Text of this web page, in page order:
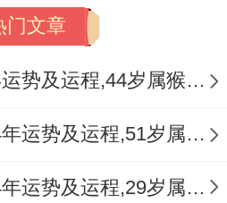
夫星虽现于流年显示有
易遇到条件优秀、个性
的对象，但七杀特性使
，彼此间磨合挑战较
门文章
1980属猴女2024年运势及运程,44岁属猴人2024全年每月运势女性如何
1973年属牛女2024年运势及运程,51岁属牛人2024全年每月运势女性如何
1995年属猪女2024年运势及运程,29岁属猪人2024全年每月运势女性如何